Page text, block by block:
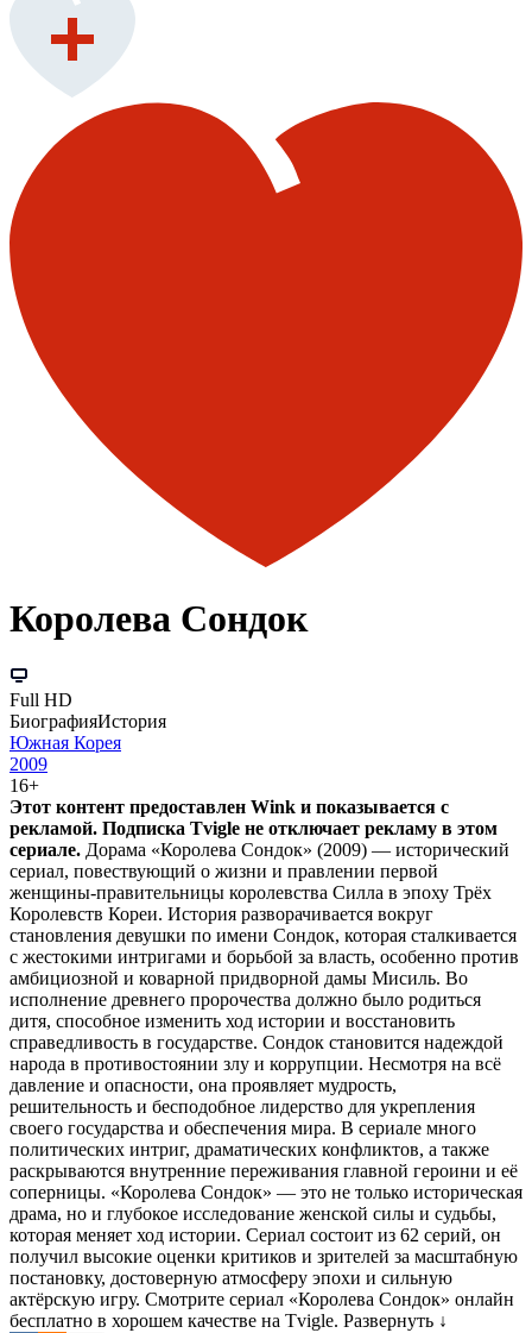
Королева Сондок
Full HD
БиографияИстория
Южная Корея
2009
16+
Этот контент предоставлен Wink и показывается с
рекламой. Подписка Tvigle не отключает рекламу в этом
сериале. Дорама «Королева Сондок» (2009) — исторический
сериал, повествующий о жизни и правлении первой
женщины-правительницы королевства Силла в эпоху Трёх
Королевств Кореи. История разворачивается вокруг
становления девушки по имени Сондок, которая сталкивается
с жестокими интригами и борьбой за власть, особенно против
амбициозной и коварной придворной дамы Мисиль. Во
исполнение древнего пророчества должно было родиться
дитя, способное изменить ход истории и восстановить
справедливость в государстве. Сондок становится надеждой
народа в противостоянии злу и коррупции. Несмотря на всё
давление и опасности, она проявляет мудрость,
решительность и бесподобное лидерство для укрепления
своего государства и обеспечения мира. В сериале много
политических интриг, драматических конфликтов, а также
раскрываются внутренние переживания главной героини и её
соперницы. «Королева Сондок» — это не только историческая
драма, но и глубокое исследование женской силы и судьбы,
которая меняет ход истории. Сериал состоит из 62 серий, он
получил высокие оценки критиков и зрителей за масштабную
постановку, достоверную атмосферу эпохи и сильную
актёрскую игру. Смотрите сериал «Королева Сондок» онлайн
бесплатно в хорошем качестве на Tvigle. Развернуть ↓